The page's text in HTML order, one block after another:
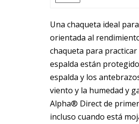
Una chaqueta ideal
orientada al
chaqueta para
espalda están
espalda y los
viento y la humedad y
Alpha® Direct de
incluso cuando está